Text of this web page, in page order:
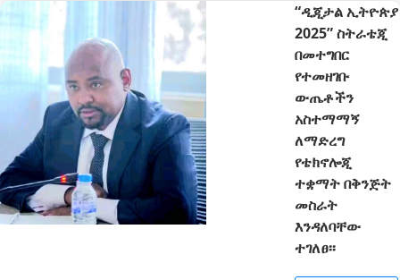
“ዲጂታል ኢትዮጵያ
2025” ስትራቴጂ
በመተግበር
የተመዘገቡ
ውጤቶችን
አስተማማኝ
ለማድረግ
የቴክኖሎጂ
ተቋማት በቅንጅት
መስራት
እንዳለባቸው
ተገለፀ፡፡